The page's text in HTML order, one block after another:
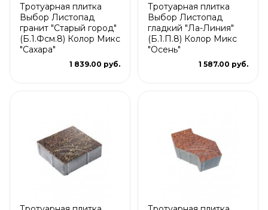
Тротуарная плитка
Выбор Листопад
гранит "Старый город"
(Б.1.Фсм.8) Колор Микс
"Сахара"
1 839.00 руб.
Тротуарная плитка
Выбор Листопад
гладкий "Ла-Линия"
(Б.1.П.8) Колор Микс
"Осень"
1 587.00 руб.